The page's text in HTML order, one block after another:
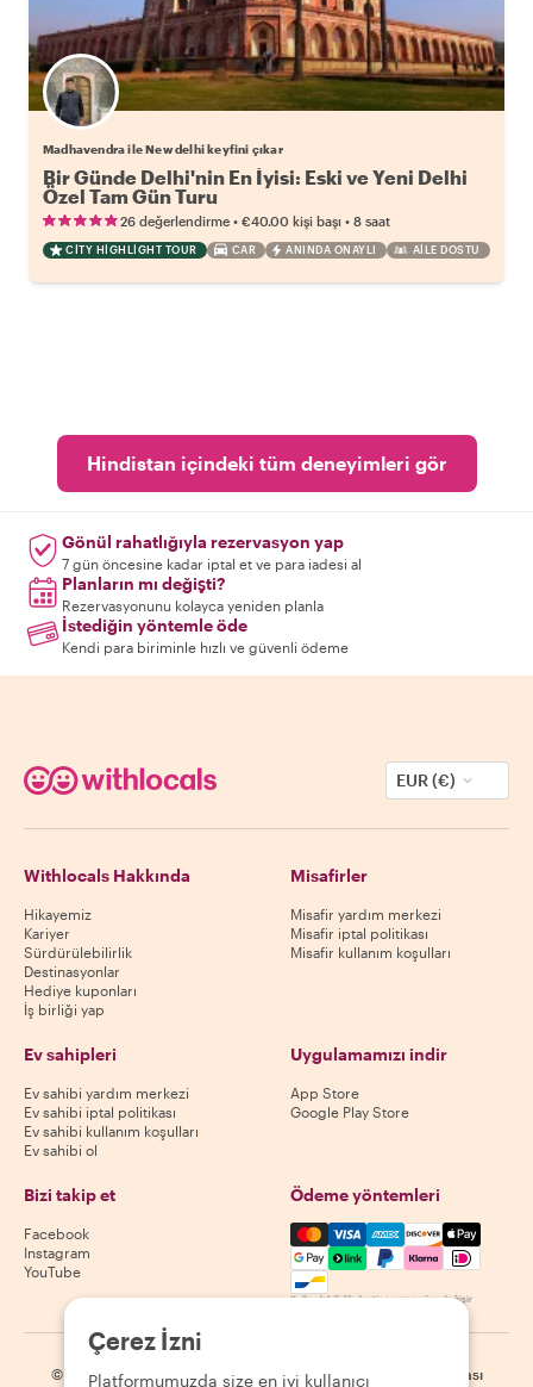
Madhavendra ile New delhi keyfini çıkar
Bir Günde Delhi'nin En İyisi: Eski ve Yeni Delhi
Özel Tam Gün Turu
26 değerlendirme • €40.00 kişi başı • 8 saat
CITY HIGHLIGHT TOUR CAR ANINDA ONAYLI AILE DOSTU
Hindistan içindeki tüm deneyimleri gör
Gönül rahatlığıyla rezervasyon yap
7 gün öncesine kadar iptal et ve para iadesi al
Planların mı değişti?
Rezervasyonunu kolayca yeniden planla
İstediğin yöntemle öde
Kendi para biriminle hızlı ve güvenli ödeme
EUR (€)
Withlocals Hakkında
Hikayemiz
Kariyer
Sürdürülebilirlik
Destinasyonlar
Hediye kuponları
İş birliği yap
Misafirler
Misafir yardım merkezi
Misafir iptal politikası
Misafir kullanım koşulları
Ev sahipleri
Ev sahibi yardım merkezi
Ev sahibi iptal politikası
Ev sahibi kullanım koşulları
Ev sahibi ol
Uygulamamızı indir
App Store
Google Play Store
Bizi takip et
Facebook
Instagram
YouTube
Ödeme yöntemleri
Mastercard, Visa, Amex,
Kullanılabilirlik destinasyona göre değişir
© 2026 Withlocals.com Gizlilik Politikası | Site haritası
Çerez İzni
Platformumuzda size en iyi kullanıcı